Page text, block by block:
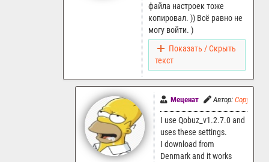
файла настроек тоже
копировал. )) Всё равно не
могу войти. )
Показать / Скрыть
текст
Меценат Автор: Copyman
I use Qobuz_v1.2.7.0 and
uses these settings.
I download from
Denmark and it works